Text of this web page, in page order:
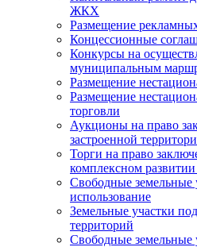
ЖКХ
Размещение
Концессионные
Конкурсы на
муниципальным
Размещение
Размещение
торговли
Аукционы на право
застроенной
Торги на право
комплексном
Свободные земельные
использование
Земельные участки
территорий
Свободные земельные